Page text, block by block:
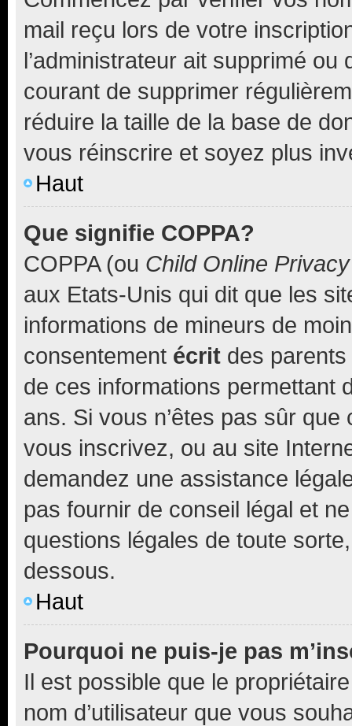
mail reçu lors de votre
l’administrateur ait supprimé
courant de supprimer
réduire la taille de la base de
vous réinscrire et soyez plus
Haut
Que signifie COPPA?
COPPA (ou Child Online
aux Etats-Unis qui dit que les
informations de mineurs de
consentement écrit des parents
de ces informations permettant
ans. Si vous n’êtes pas sûr
vous inscrivez, ou au site
demandez une assistance
pas fournir de conseil légal et
questions légales de toute
dessous.
Haut
Pourquoi ne puis-je pas
Il est possible que le
nom d’utilisateur que vous